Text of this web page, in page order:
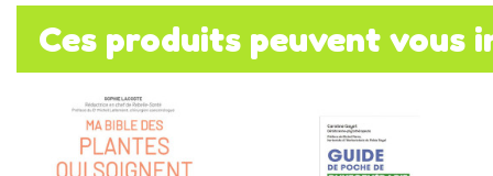
Ces produits peuvent vous